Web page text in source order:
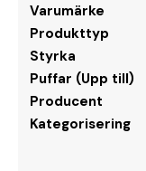
Varumärke
Produkttyp
Styrka
Puffar (Upp till)
Producent
Kategorisering